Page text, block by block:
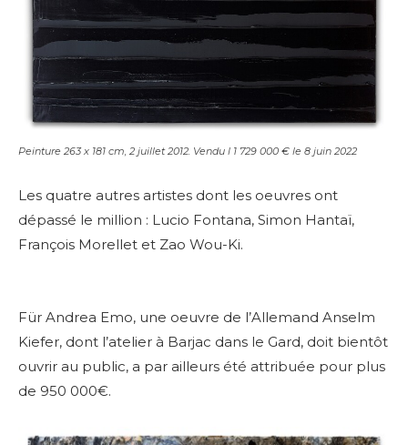
Peinture 263 x 181 cm, 2 juillet 2012. Vendu l 1 729 000 € le 8 juin 2022
Les quatre autres artistes dont les oeuvres ont
dépassé le million : Lucio Fontana, Simon Hantaï,
François Morellet et Zao Wou-Ki.
Für Andrea Emo, une oeuvre de l’Allemand Anselm
Kiefer, dont l’atelier à Barjac dans le Gard, doit bientôt
ouvrir au public, a par ailleurs été attribuée pour plus
de 950 000€.